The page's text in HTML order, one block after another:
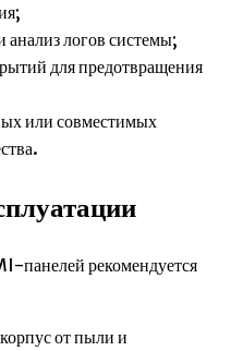
анализ логов системы;
для предотвращения
или совместимых
панелей рекомендуется
от пыли и